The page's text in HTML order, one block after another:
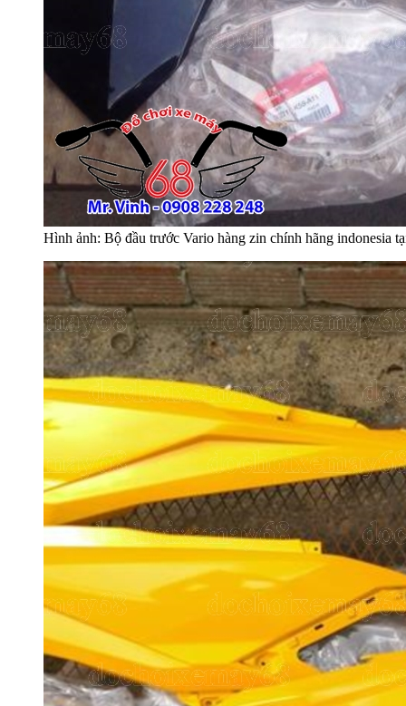
Hình ảnh: Bộ đầu trước Vario hàng zin chính hãng indonesia